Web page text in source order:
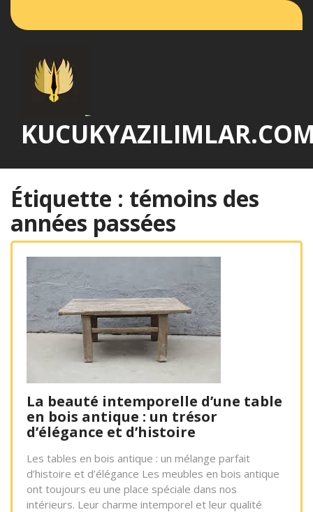
Étiquette : témoins des
années passées
La beauté intemporelle d’une table
en bois antique : un trésor
d’élégance et d’histoire
Les tables en bois antique : un mélange parfait
d’histoire et d’élégance Les meubles en bois antique
ont toujours eu une place spéciale dans nos
intérieurs. Leur charme intemporel et leur qualité